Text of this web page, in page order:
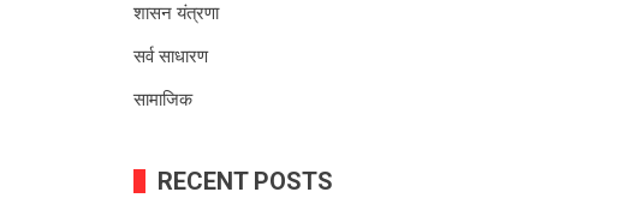
शासन यंत्रणा
सर्व साधारण
सामाजिक
RECENT POSTS